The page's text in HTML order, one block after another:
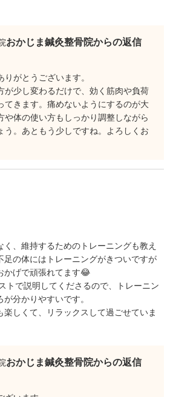
おかじま鍼灸整骨院からの返信
りがとうございます。
が少し変わるだけで、効く筋肉や負荷
てきます。痛めないようにするのが大
や体の使い方もしっかり調整しながら
う。あともう少しですね。よろしくお
、維持するためのトレーニングも教え
足の体にはトレーニングがきついですが
かげで頑張れてます😂
トで説明してくださるので、トレーニン
分かりやすいです。
しくて、リラックスして過ごせていま
おかじま鍼灸整骨院からの返信